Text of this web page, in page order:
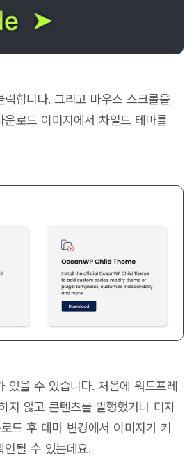
합니다. 그리고 마우스 스크롤을
로드 이미지에서 차일드 테마를
있을 수 있습니다. 처음에 워드프레
지 않고 콘텐츠를 발행했거나 디자
드 후 테마 변경에서 이미지가 커
인될 수 있는데요.